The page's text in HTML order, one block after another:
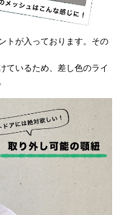
トが入っております。その
ているため、差し色のライ